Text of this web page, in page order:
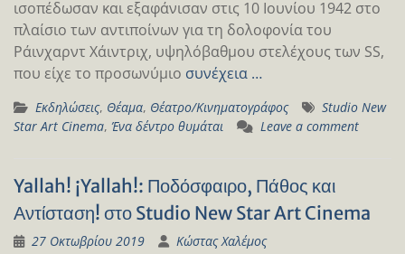
ισοπέδωσαν και εξαφάνισαν στις 10 Ιουνίου 1942 στο
πλαίσιο των αντιποίνων για τη δολοφονία του
Ράινχαρντ Χάιντριχ, υψηλόβαθμου στελέχους των SS,
που είχε το προσωνύμιο συνέχεια …
Εκδηλώσεις, Θέαμα, Θέατρο/Κινηματογράφος
Studio New
Star Art Cinema, Ένα δέντρο θυμάται Leave a comment
Yallah! ¡Yallah!: Ποδόσφαιρο, Πάθος και
Αντίσταση! στο Studio New Star Art Cinema
27 Οκτωβρίου 2019 Κώστας Χαλέμος